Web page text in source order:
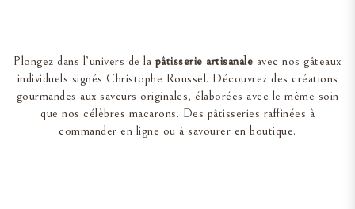
Plongez dans l’univers de lapâtisserie artisanale avec nos gâteaux
individuels signés Christophe Roussel. Découvrez des créations
gourmandes aux saveurs originales, élaborées avec le même soin
que nos célèbres macarons. Des pâtisseries raffinées à
commander en ligne ou à savourer en boutique.